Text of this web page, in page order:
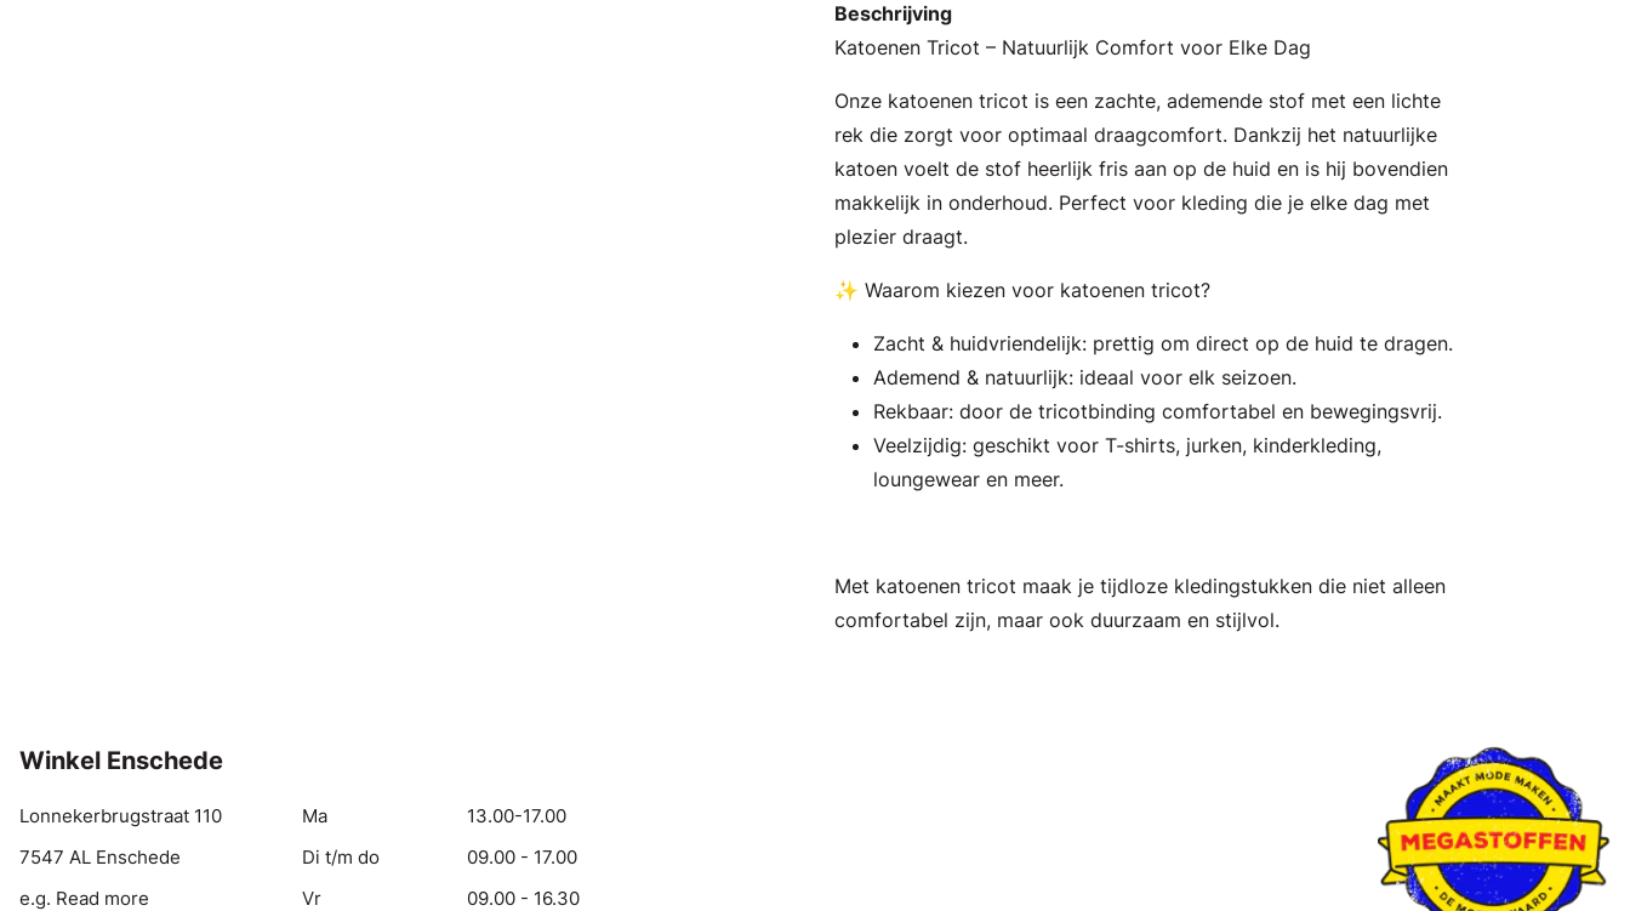
Beschrijving
Katoenen Tricot – Natuurlijk Comfort voor Elke Dag
Onze katoenen tricot is een zachte, ademende stof met een lichte
rek die zorgt voor optimaal draagcomfort. Dankzij het natuurlijke
katoen voelt de stof heerlijk fris aan op de huid en is hij bovendien
makkelijk in onderhoud. Perfect voor kleding die je elke dag met
plezier draagt.
✨ Waarom kiezen voor katoenen tricot?
Zacht & huidvriendelijk: prettig om direct op de huid te dragen.
Ademend & natuurlijk: ideaal voor elk seizoen.
Rekbaar: door de tricotbinding comfortabel en bewegingsvrij.
Veelzijdig: geschikt voor T-shirts, jurken, kinderkleding,
loungewear en meer.
Met katoenen tricot maak je tijdloze kledingstukken die niet alleen
comfortabel zijn, maar ook duurzaam en stijlvol.
Winkel Enschede
Lonnekerbrugstraat 110
7547 AL Enschede
e.g. Read more
Ma
13.00-17.00
Di t/m do
09.00 - 17.00
Vr
09.00 - 16.30